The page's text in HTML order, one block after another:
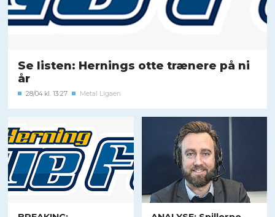
Se listen: Hernings otte trænere på ni
år
28/04 kl. 13:27 Metal Ligaen